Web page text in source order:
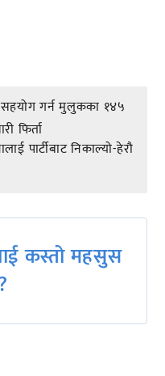
सहयोग गर्न मुलुकका १४५
फिर्ता
पार्टीबाट निकाल्यो-हेराै
कस्तो महसुस